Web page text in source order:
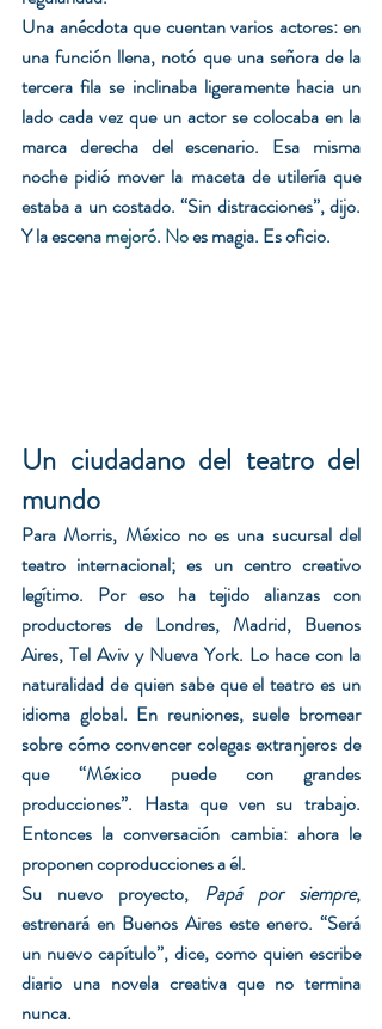
Una anécdota que cuentan varios actores: en
una función llena, notó que una señora de la
tercera fila se inclinaba ligeramente hacia un
lado cada vez que un actor se colocaba en la
marca derecha del escenario. Esa misma
noche pidió mover la maceta de utilería que
estaba a un costado. “Sin distracciones”, dijo.
Y la escena mejoró. Noes magia. Es oficio.
Un ciudadano del teatro del
mundo
Para Morris, México no es una sucursal del
teatro internacional; es un centro creativo
legítimo. Por eso ha tejido alianzas con
productores de Londres, Madrid, Buenos
Aires, Tel Aviv y Nueva York. Lo hace con la
naturalidad de quien sabe que el teatro es un
idioma global. En reuniones, suele bromear
sobre cómo convencer colegas extranjeros de
que “México puede con grandes
producciones”. Hasta que ven su trabajo.
Entonces la conversación cambia: ahora le
proponen coproducciones a él.
Su nuevo proyecto, Papá por siempre,
estrenará en Buenos Aires este enero. “Será
un nuevo capítulo”, dice, como quien escribe
diario una novela creativa que no termina
nunca.